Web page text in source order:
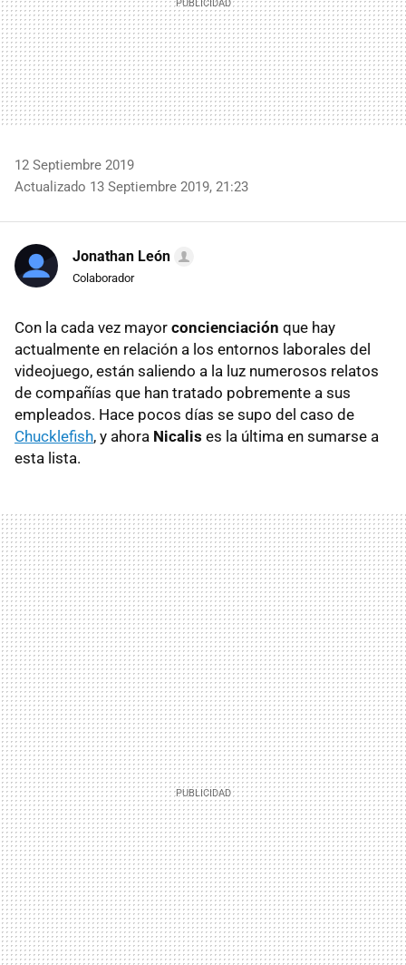
12 Septiembre 2019
Actualizado 13 Septiembre 2019, 21:23
Jonathan León
Colaborador
Con la cada vez mayor concienciación que hay
actualmente en relación a los entornos laborales del
videojuego, están saliendo a la luz numerosos relatos
de compañías que han tratado pobremente a sus
empleados. Hace pocos días se supo del caso de
Chucklefish, y ahora Nicalis es la última en sumarse a
esta lista.